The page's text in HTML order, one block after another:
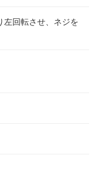
左回転させ、ネジを